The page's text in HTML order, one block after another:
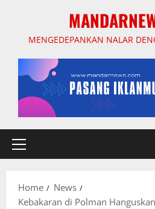
MENGEDEPANKAN NALAR
Primary
Home
News
Kebakaran di Polman